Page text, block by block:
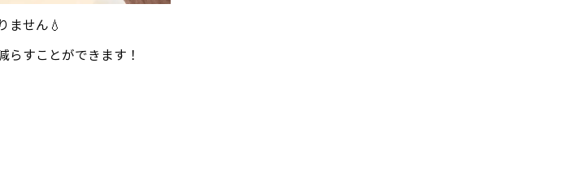
ません💧
らすことができます！